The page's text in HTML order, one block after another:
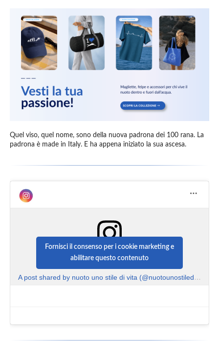
Quel viso, quel nome, sono della nuova padrona dei 100 rana. La
padrona è made in Italy. E ha appena iniziato la sua ascesa.
A post shared by nuoto uno stile di vita (@nuotounostiledivita)
Fornisci il consenso per i cookie marketing e
abilitare questo contenuto